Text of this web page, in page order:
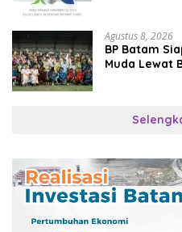
Agustus 8, 2026
BP Batam
Muda Lewat